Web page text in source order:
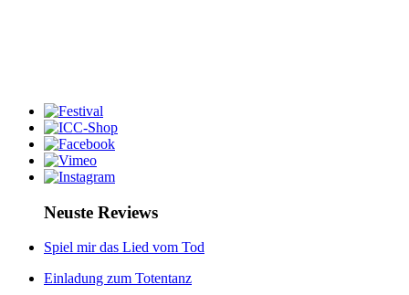
Neuste Reviews
Spiel mir das Lied vom Tod
Einladung zum Totentanz